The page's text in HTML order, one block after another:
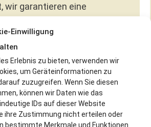
Einwilligung
Erlebnis zu bieten, verwenden wir
um Geräteinformationen zu
zuzugreifen. Wenn Sie diesen
können wir Daten wie das
IDs auf dieser Website
ihre Zustimmung nicht erteilen oder
bestimmte Merkmale und Funktionen
wir garantieren eine
Unsere Flexibilität und
für Lebensmittel
bedeuten, dass wir in der
Veranstaltungen jeder
Art zu bewirten, immer mit
Ihre Erwartungen nicht nur